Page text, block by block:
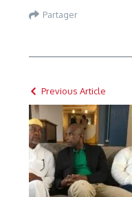
Partager
Previous Article